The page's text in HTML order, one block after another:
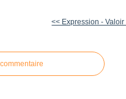
<< Expression -